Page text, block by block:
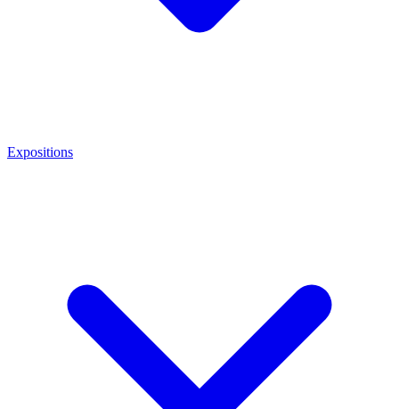
Expositions